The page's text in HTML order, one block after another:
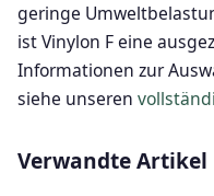
geringe
ist Vinylon F eine
Informationen zur
siehe unseren
Verwandte Artikel